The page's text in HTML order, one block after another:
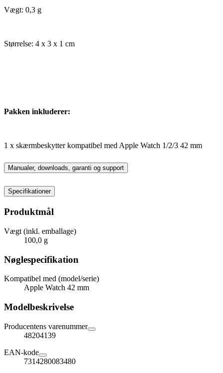
Vægt: 0,3 g
Størrelse: 4 x 3 x 1 cm
Pakken inkluderer:
1 x skærmbeskytter kompatibel med Apple Watch 1/2/3 42 mm
Manualer, downloads, garanti og support
Specifikationer
Produktmål
Vægt (inkl. emballage)
100,0 g
Nøglespecifikation
Kompatibel med (model/serie)
Apple Watch 42 mm
Modelbeskrivelse
Producentens varenummer
48204139
EAN-kode
7314280083480